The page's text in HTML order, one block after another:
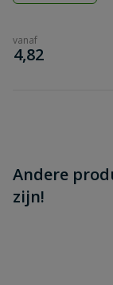
vanaf
€
4,82
Andere
zijn!